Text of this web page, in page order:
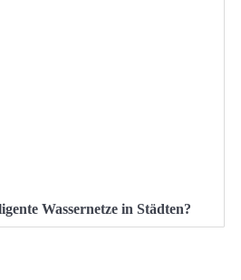
Wassernetze in Städten?